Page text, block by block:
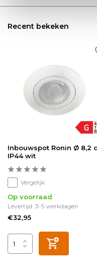
Recent bekeken
Inbouwspot Ronin Ø 8,2
IP44 wit
Vergelijk
Op voorraad
Levertijd: 3-5 werkdagen
€32,95